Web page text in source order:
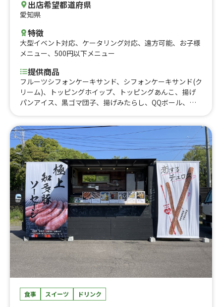
出店希望都道府県
愛知県
特徴
大型イベント対応、 ケータリング対応、 遠方可能、 お子様
メニュー、 500円以下メニュー
提供商品
フルーツシフォンケーキサンド、シフォンケーキサンド(ク
リーム)、トッピングホイップ、トッピングあんこ、揚げ
パンアイス、黒ゴマ団子、揚げみたらし、QQボール、米
食事 スイーツ ドリンク